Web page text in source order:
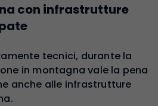
con infrastrutture
tecnici, durante la
in montagna vale la pena
anche alle infrastrutture